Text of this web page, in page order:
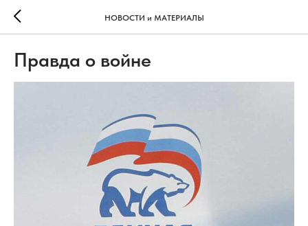
НОВОСТИ и МАТЕРИАЛЫ
Правда о войне